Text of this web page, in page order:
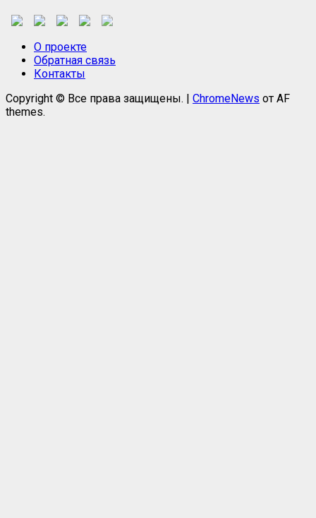
О проекте
Обратная связь
Контакты
Copyright © Все права защищены. | ChromeNews от AF
themes.